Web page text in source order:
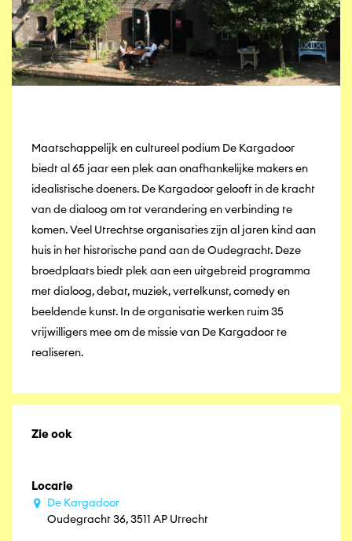
Maatschappelijk en cultureel podium De Kargadoor
biedt al 65 jaar een plek aan onafhankelijke makers en
idealistische doeners. De Kargadoor gelooft in de kracht
van de dialoog om tot verandering en verbinding te
komen. Veel Utrechtse organisaties zijn al jaren kind aan
huis in het historische pand aan de Oudegracht. Deze
broedplaats biedt plek aan een uitgebreid programma
met dialoog, debat, muziek, vertelkunst, comedy en
beeldende kunst. In de organisatie werken ruim 35
vrijwilligers mee om de missie van De Kargadoor te
realiseren.
Zie ook
Locatie
De Kargadoor
Oudegracht 36, 3511 AP Utrecht